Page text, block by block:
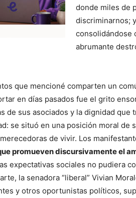
donde miles de
discriminarnos;
consolidándose
abrumante
que mencioné comparten un
en días pasados fue el grito
de sus asociados y la dignidad que
se situó en una posición moral
de vivir. Los
promueven discursivamente el
expectativas sociales no pudiera
la senadora “liberal” Vivian
y otros oportunistas políticos,